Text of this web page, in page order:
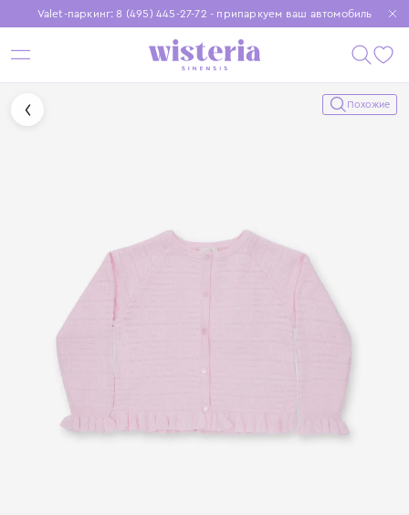
Valet-паркинг: 8 (495) 445-27-72 - припаркуем ваш автомобиль
Бесплатная доставка при заказе от 15 000 ₽
Установите приложение, чтобы покупки были еще удобнее
Похожие